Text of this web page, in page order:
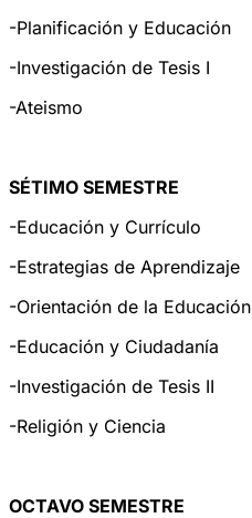
-Planificación y Educación
-Investigación de Tesis I
-Ateismo
SÉTIMO SEMESTRE
-Educación y Currículo
-Estrategias de Aprendizaje
-Orientación de la Educación
-Educación y Ciudadanía
-Investigación de Tesis II
-Religión y Ciencia
OCTAVO SEMESTRE